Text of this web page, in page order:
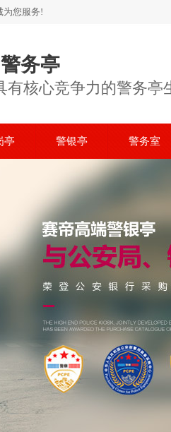
为您服务!
务亭
有核心竞争力的警务亭
亭 警银亭 警务室